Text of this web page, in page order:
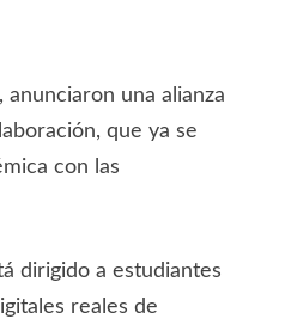
una alianza
que ya se
con las
dirigido a estudiantes
reales de